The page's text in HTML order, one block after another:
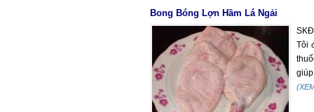
Bong Bóng Lợn Hầm Lá Ngải
Tôi